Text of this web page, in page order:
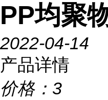
PP均聚
2022-04-14
产品详情
价格： 3